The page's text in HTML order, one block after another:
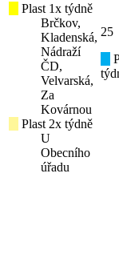
Plast 1x týdně
Brčkov,
Kladenská,
Nádraží
ČD,
Velvarská,
Za
Kovárnou
Plast 2x týdně
U
Obecního
úřadu
25